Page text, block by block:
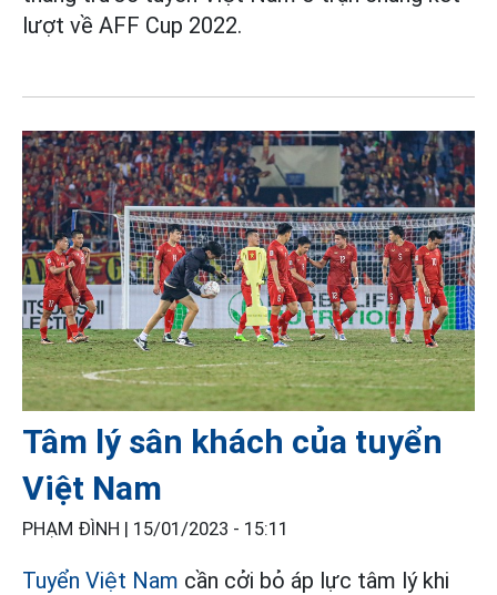
lượt về AFF Cup 2022.
Tâm lý sân khách của tuyển
Việt Nam
PHẠM ĐÌNH | 15/01/2023 - 15:11
Tuyển Việt Nam cần cởi bỏ áp lực tâm lý khi